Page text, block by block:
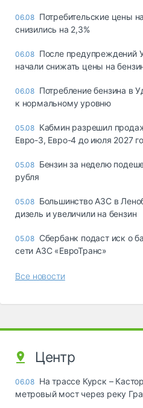
06.08 Потребительские цены
снизились на 2,3%
06.08 После предупреждений
начали снижать цены на
06.08 Потребление бензина в
к нормальному уровню
05.08 Кабмин разрешил
Евро-3, Евро-4 до июля 2027
05.08 Бензин за неделю
рубля
05.08 Большинство АЗС в
дизель и увеличили на бензин
05.08 Сбербанк подаст иск о
сети АЗС «ЕвроТранс»
Все новости
Центр
06.08 На трассе Курск –
метровый мост через реку